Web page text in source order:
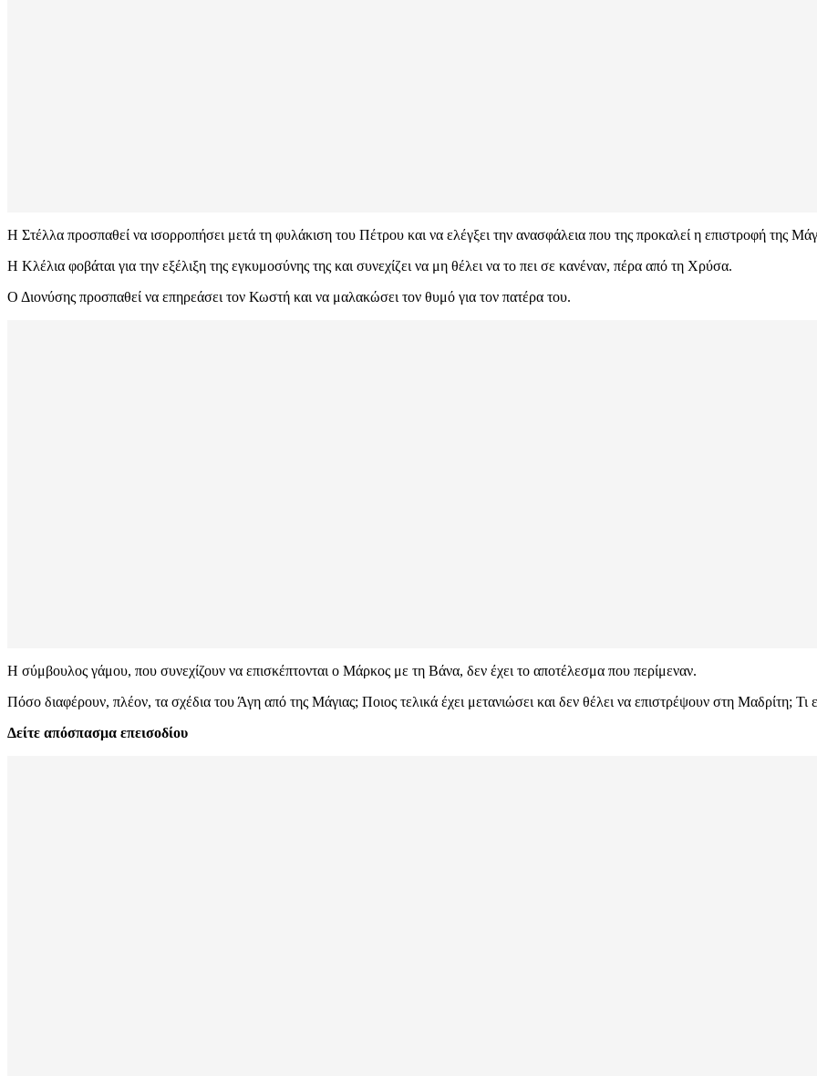
Η Στέλλα προσπαθεί να ισορροπήσει μετά τη φυλάκιση του Πέτρου και να ελέγξει την ανασφάλεια που της προκαλεί η επιστροφή της
Η Κλέλια φοβάται για την εξέλιξη της εγκυμοσύνης της και συνεχίζει να μη θέλει να το πει σε κανέναν, πέρα από τη Χρύσα.
Ο Διονύσης προσπαθεί να επηρεάσει τον Κωστή και να μαλακώσει τον θυμό για τον πατέρα του.
Η σύμβουλος γάμου, που συνεχίζουν να επισκέπτονται ο Μάρκος με τη Βάνα, δεν έχει το αποτέλεσμα που περίμεναν.
Πόσο διαφέρουν, πλέον, τα σχέδια του Άγη από της Μάγιας; Ποιος τελικά έχει μετανιώσει και δεν θέλει να επιστρέψουν στη Μαδρίτη; Τι
Δείτε απόσπασμα επεισοδίου